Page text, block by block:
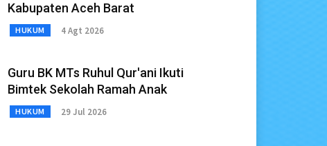
Kabupaten Aceh Barat
HUKUM 4 Agt 2026
Guru BK MTs Ruhul Qur'ani Ikuti
Bimtek Sekolah Ramah Anak
HUKUM 29 Jul 2026